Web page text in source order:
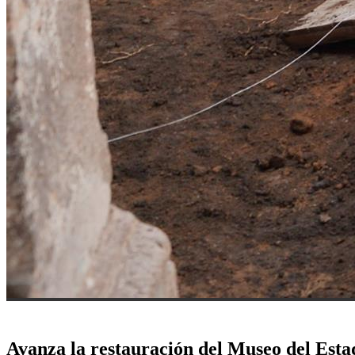
Avanza la restauración del Museo del